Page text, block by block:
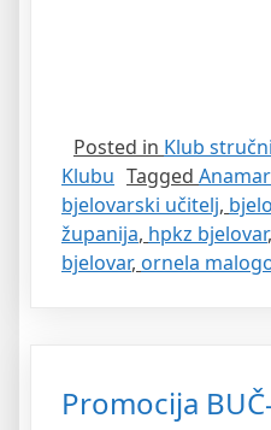
Posted in Klub
Klubu Tagged
bjelovarski učitelj,
županija, hpkz bjelovar,
bjelovar, ornela
Promocija